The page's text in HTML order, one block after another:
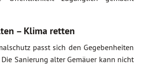
– Klima retten
passt sich den Gegebenheiten
Sanierung alter Gemäuer kann nicht